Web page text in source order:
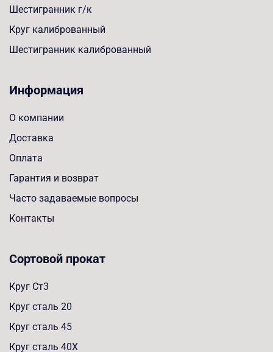
Шестигранник г/к
Круг калиброванный
Шестигранник калиброванный
Информация
О компании
Доставка
Оплата
Гарантия и возврат
Часто задаваемые вопросы
Контакты
Сортовой прокат
Круг Ст3
Круг сталь 20
Круг сталь 45
Круг сталь 40Х